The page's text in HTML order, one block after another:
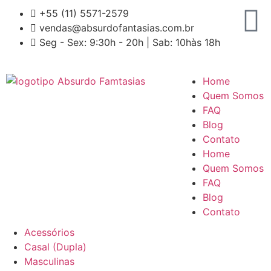
+55 (11) 5571-2579
vendas@absurdofantasias.com.br
Seg - Sex: 9:30h - 20h | Sab: 10hàs 18h
Home
Quem Somos
FAQ
Blog
Contato
Home
Quem Somos
FAQ
Blog
Contato
Acessórios
Casal (Dupla)
Masculinas